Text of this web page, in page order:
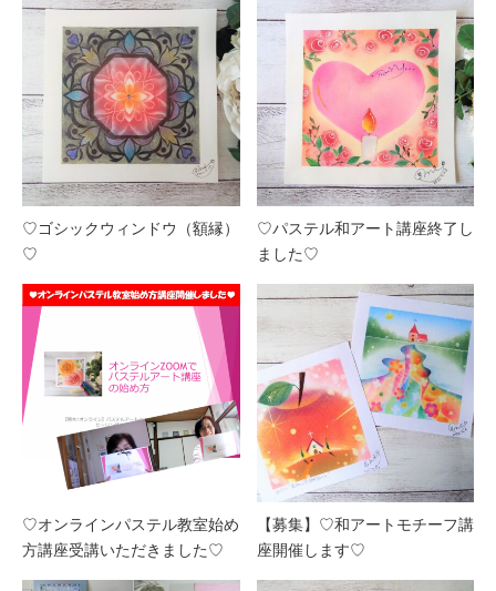
♡ゴシックウィンドウ（額縁）
♡
♡パステル和アート講座終了し
ました♡
♡オンラインパステル教室始め
方講座受講いただきました♡
【募集】♡和アートモチーフ講
座開催します♡